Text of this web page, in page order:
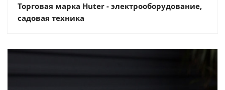
Торговая марка Huter - электрооборудование,
садовая техника